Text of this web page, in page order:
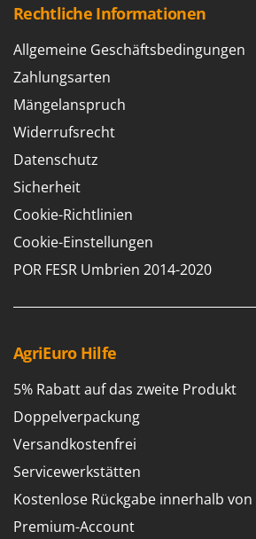
Staubsauger - Elektrobesen
T
Teppichreiniger und
Thermische und mechanische
Tomatenpressen
Tragbare Powerstationen
Traktor-Heckenscheren mit
U
Umfüllpumpen
Vakuumiergeräte
Vogelscheuchen - Vogelabwehr
W
Wasserpumpen
Wasserpumpen für Traktoren
Wein- und Obstpressen
Wein- und Ölschichtenfilter
Infaco
Intec
Iseki
J JOLLY ITALIA
K
KAAZ
Karcher
Kasco
Kenwood
Keter
KitchenAid
Komo
L
Lampacrescia - MGM
Rechtliche Informationen
Allgemeine Geschäftsbedingungen
Zahlungsarten
Mängelanspruch
Widerrufsrecht
Datenschutz
Sicherheit
Cookie-Richtlinien
Cookie-Einstellungen
POR FESR Umbrien 2014-2020
AgriEuro Hilfe
5% Rabatt auf das zweite Produkt
Doppelverpackung
Versandkostenfrei
Servicewerkstätten
Kostenlose Rückgabe innerhalb von
Premium-Account